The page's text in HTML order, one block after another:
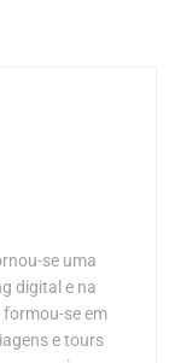
se uma
digital e na
se em
e tours